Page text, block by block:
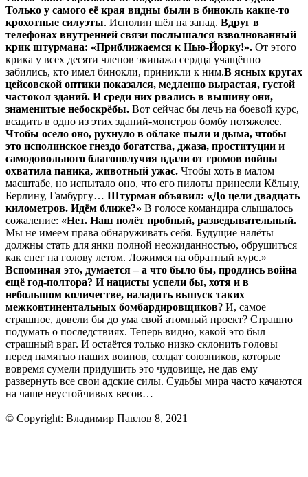
Только у самого её края видны были в бинокль какие-то
крохотные силуэты. Исполин шёл на запад. Вдруг в
телефонах внутренней связи послышался взволнованный
крик штурмана: «Приближаемся к Нью-Йорку!». От этого
крика у всех десяти членов экипажа сердца учащённо
забились, кто имел бинокли, приникли к ним.В ясных кругах
цейсовской оптики показался, медленно вырастая, густой
частокол зданий. И среди них рвались в вышину они,
знаменитые небоскрёбы. Вот сейчас бы лечь на боевой курс,
всадить в одно из этих зданий-монстров бомбу потяжелее.
Чтобы осело оно, рухнуло в облаке пыли и дыма, чтобы
это исполинское гнездо богатства, джаза, проституции и
самодовольного благополучия вдали от громов войны
охватила паника, животный ужас. Чтобы хоть в малом
масштабе, но испытало оно, что его пилоты принесли Кёльну,
Берлину, Гамбургу… Штурман объявил: «До цели двадцать
километров. Идём ближе?» В голосе командира слышалось
сожаление: «Нет. Наш полёт пробный, разведывательный.
Мы не имеем права обнаруживать себя. Будущие налёты
должны стать для янки полной неожиданностью, обрушиться
как снег на голову летом. Ложимся на обратный курс.»
Вспоминая это, думается – а что было бы, продлись война
ещё год-полтора? И нацисты успели бы, хотя и в
небольшом количестве, наладить выпуск таких
межконтинентальных бомбардировщиков? И, самое
страшное, довели бы до ума свой атомный проект? Страшно
подумать о последствиях. Теперь видно, какой это был
страшный враг. И остаётся только низко склонить головы
перед памятью наших воинов, солдат союзников, которые
вовремя сумели придушить это чудовище, не дав ему
развернуть все свои адские силы. Судьбы мира часто качаются
на чаше неустойчивых весов…
© Copyright: Владимир Павлов 8, 2021